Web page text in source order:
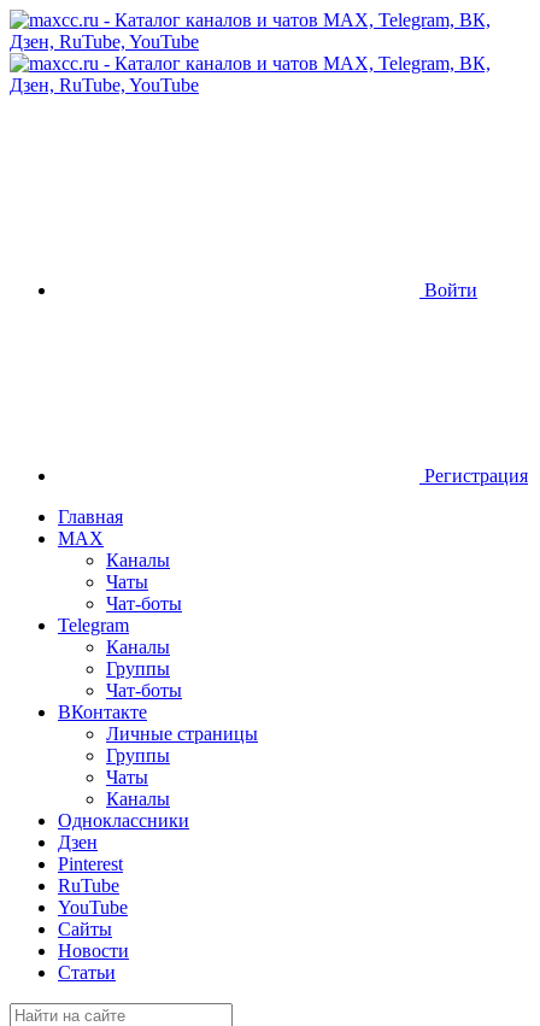
Войти
Регистрация
Главная
MAX
Каналы
Чаты
Чат-боты
Telegram
Каналы
Группы
Чат-боты
ВКонтакте
Личные страницы
Группы
Чаты
Каналы
Одноклассники
Дзен
Pinterest
RuTube
YouTube
Сайты
Новости
Статьи